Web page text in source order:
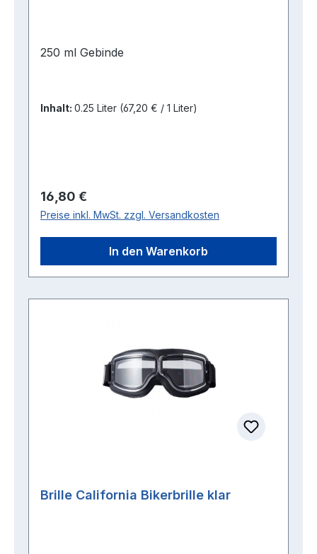
250 ml Gebinde
Inhalt: 0.25 Liter (67,20 € / 1 Liter)
Regulärer Preis:
16,80 €
Preise inkl. MwSt. zzgl. Versandkosten
In den Warenkorb
Brille California Bikerbrille klar